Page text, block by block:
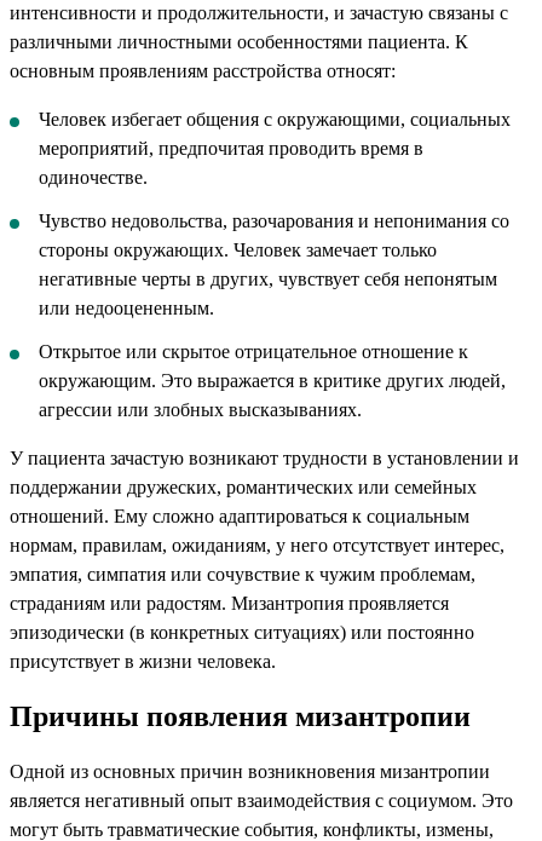
интенсивности и продолжительности, и зачастую связаны с
различными личностными особенностями пациента. К
основным проявлениям расстройства относят:
Человек избегает общения с окружающими, социальных
мероприятий, предпочитая проводить время в
одиночестве.
Чувство недовольства, разочарования и непонимания со
стороны окружающих. Человек замечает только
негативные черты в других, чувствует себя непонятым
или недооцененным.
Открытое или скрытое отрицательное отношение к
окружающим. Это выражается в критике других людей,
агрессии или злобных высказываниях.
У пациента зачастую возникают трудности в установлении и
поддержании дружеских, романтических или семейных
отношений. Ему сложно адаптироваться к социальным
нормам, правилам, ожиданиям, у него отсутствует интерес,
эмпатия, симпатия или сочувствие к чужим проблемам,
страданиям или радостям. Мизантропия проявляется
эпизодически (в конкретных ситуациях) или постоянно
присутствует в жизни человека.
Причины появления мизантропии
Одной из основных причин возникновения мизантропии
является негативный опыт взаимодействия с социумом. Это
могут быть травматические события, конфликты, измены,